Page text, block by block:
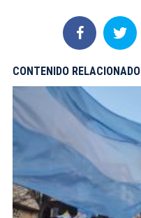
CONTENIDO RELACIONADO